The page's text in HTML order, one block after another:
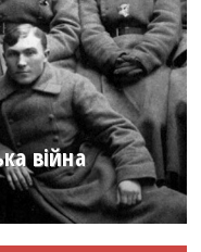
війна